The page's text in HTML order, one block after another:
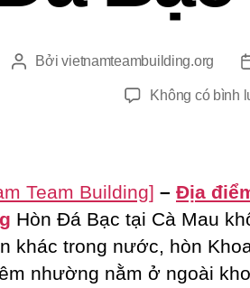
TácBởivietnamteambuilding.org
Không có bình
Team Building] – Địa
Hòn Đá Bạc tại Cà Mau
khác trong nước, hòn
nhường nằm ở ngoài